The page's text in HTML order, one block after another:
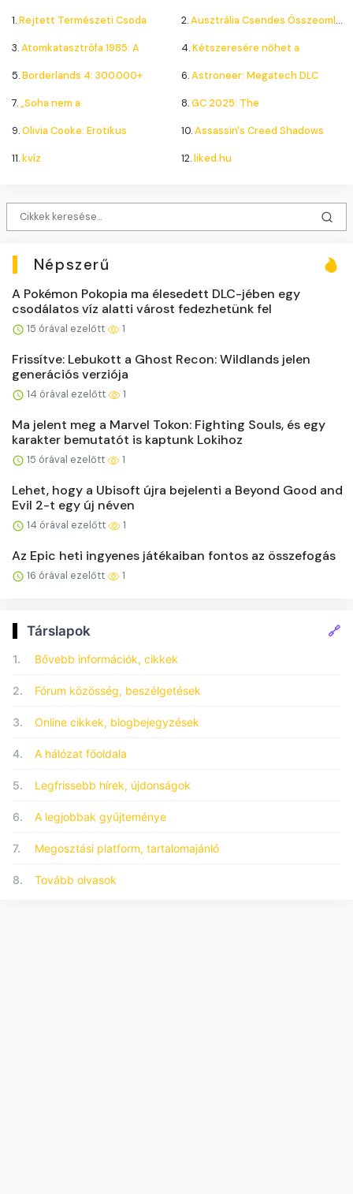
1.Rejtett Természeti Csoda 2.Ausztrália Csendes Összeomlása
3.Atomkatasztrófa 1985: A 4.Kétszeresére nőhet a
5.Borderlands 4: 300.000+ 6.Astroneer: Megatech DLC
7.„Soha nem a 8.GC 2025: The
9.Olivia Cooke: Erotikus 10.Assassin's Creed Shadows
11.kvíz 12.liked.hu
Népszerű
A Pokémon Pokopia ma élesedett DLC-jében egy
csodálatos víz alatti várost fedezhetünk fel
15 órával ezelőtt 1
Frissítve: Lebukott a Ghost Recon: Wildlands jelen
generációs verziója
14 órával ezelőtt 1
Ma jelent meg a Marvel Tokon: Fighting Souls, és egy
karakter bemutatót is kaptunk Lokihoz
15 órával ezelőtt 1
Lehet, hogy a Ubisoft újra bejelenti a Beyond Good and
Evil 2-t egy új néven
14 órával ezelőtt 1
Az Epic heti ingyenes játékaiban fontos az összefogás
16 órával ezelőtt 1
Társlapok 🔗
1. Bővebb információk, cikkek
2. Fórum közösség, beszélgetések
3. Online cikkek, blogbejegyzések
4. A hálózat főoldala
5. Legfrissebb hírek, újdonságok
6. A legjobbak gyűjteménye
7. Megosztási platform, tartalomajánló
8. Tovább olvasok